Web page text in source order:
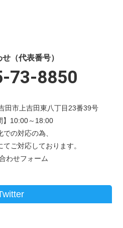
（代表番号）
73-8850
田市上吉田東八丁目23番39号
】10:00～18:00
の対応の為、
ご対応しております。
わせフォーム